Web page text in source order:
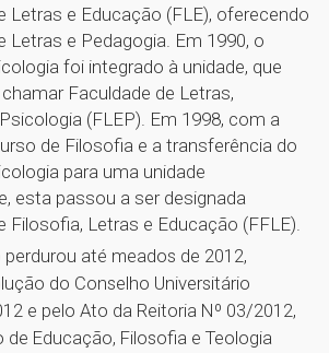
Letras e Educação (FLE), oferecendo
Letras e Pedagogia. Em 1990, o
foi integrado à unidade, que
Faculdade de Letras,
(FLEP). Em 1998, com a
de Filosofia e a transferência do
para uma unidade
esta passou a ser designada
Filosofia, Letras e Educação (FFLE).
até meados de 2012,
do Conselho Universitário
e pelo Ato da Reitoria Nº 03/2012,
Educação, Filosofia e Teologia